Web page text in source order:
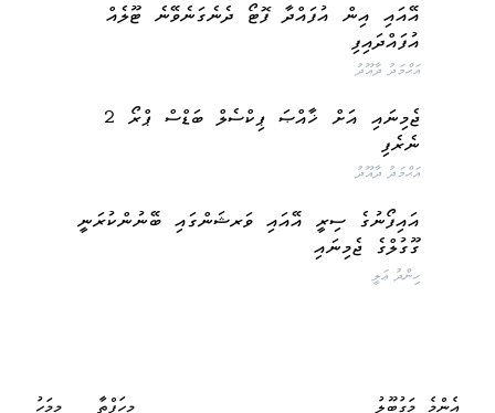
އޭއައި އިން އުފައްދާ ފޮޓޯ ދެނެގަނެވޭނެ ޓޫލެއް
އުފައްދައިފި
އަޙްމަދު ދާއޫދު
ޖެމިނައި އަށް ޚާއްޞަ ޕިކްސެލް ބަޑްސް ޕްރޯ 2
ނެރެފި
އަޙްމަދު ދާއޫދު
އައިފޯނުގެ ސިރީ އޭއައި ވަރޝަންގައި ބޭނުންކުރަނީ
ގޫގުލްގެ ޖެމިނައި
ހިންދު ޢަލީ
އެންމެ މަގުބޫލު މިމަހު މިހަފްތާ